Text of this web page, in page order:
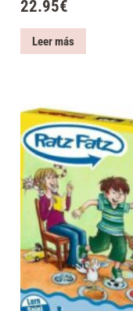
22.95€
Leer más